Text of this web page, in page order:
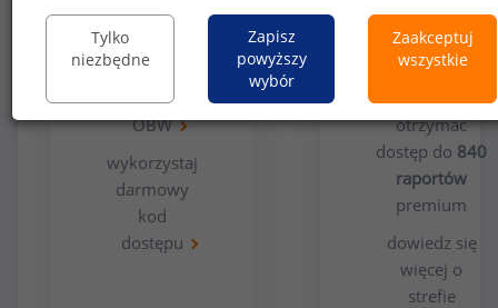
wypełnij
ankietę
OBW
wykorzystaj
darmowy
kod
dostępu
premium
Chcesz
otrzymać
dostęp do 840
raportów
premium
dowiedz się
więcej o
strefie
Tylko
niezbędne
Zapisz
powyższy
wybór
Zaakceptuj
wszystkie